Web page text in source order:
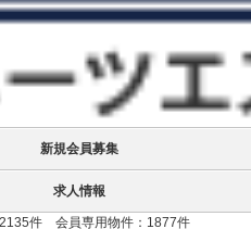
新規会員募集
求人情報
件 会員専用物件：1877件